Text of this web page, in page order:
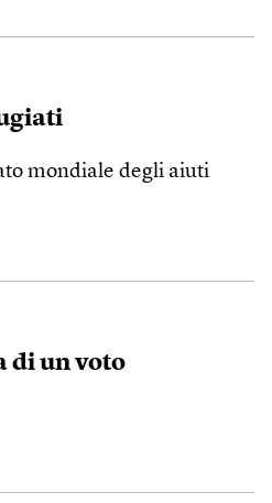
mondiale degli aiuti
di un voto